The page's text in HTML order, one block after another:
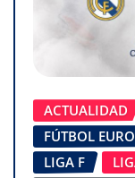
ACTUALIDAD
FÚTBOL
LIGA F